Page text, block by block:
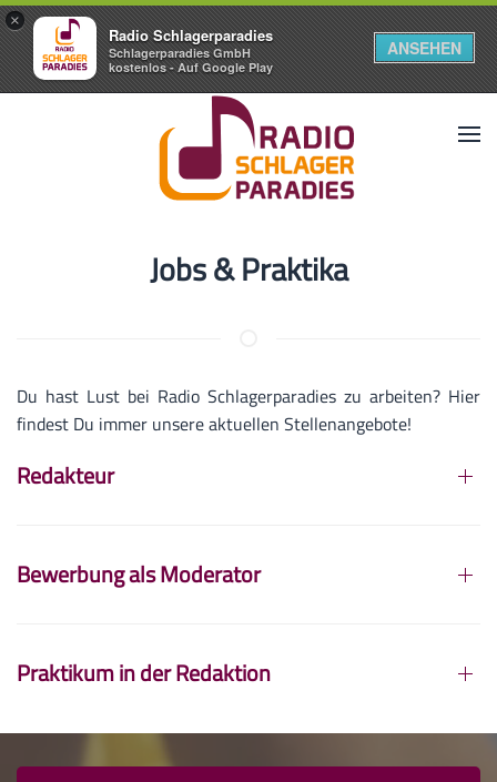
×
Radio Schlagerparadies
Schlagerparadies GmbH
kostenlos - Auf Google Play
ANSEHEN
Jobs & Praktika
Du hast Lust bei Radio Schlagerparadies zu arbeiten? Hier
findest Du immer unsere aktuellen Stellenangebote!
Redakteur
Bewerbung als Moderator
Praktikum in der Redaktion